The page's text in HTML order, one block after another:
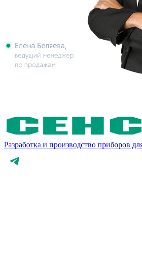
Разработка и производство приборов